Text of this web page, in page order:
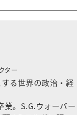
ター
る世界の政治・経
。S.G.ウォーバー